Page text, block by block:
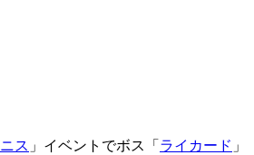
ス 」イベントでボス「 ライカード 」